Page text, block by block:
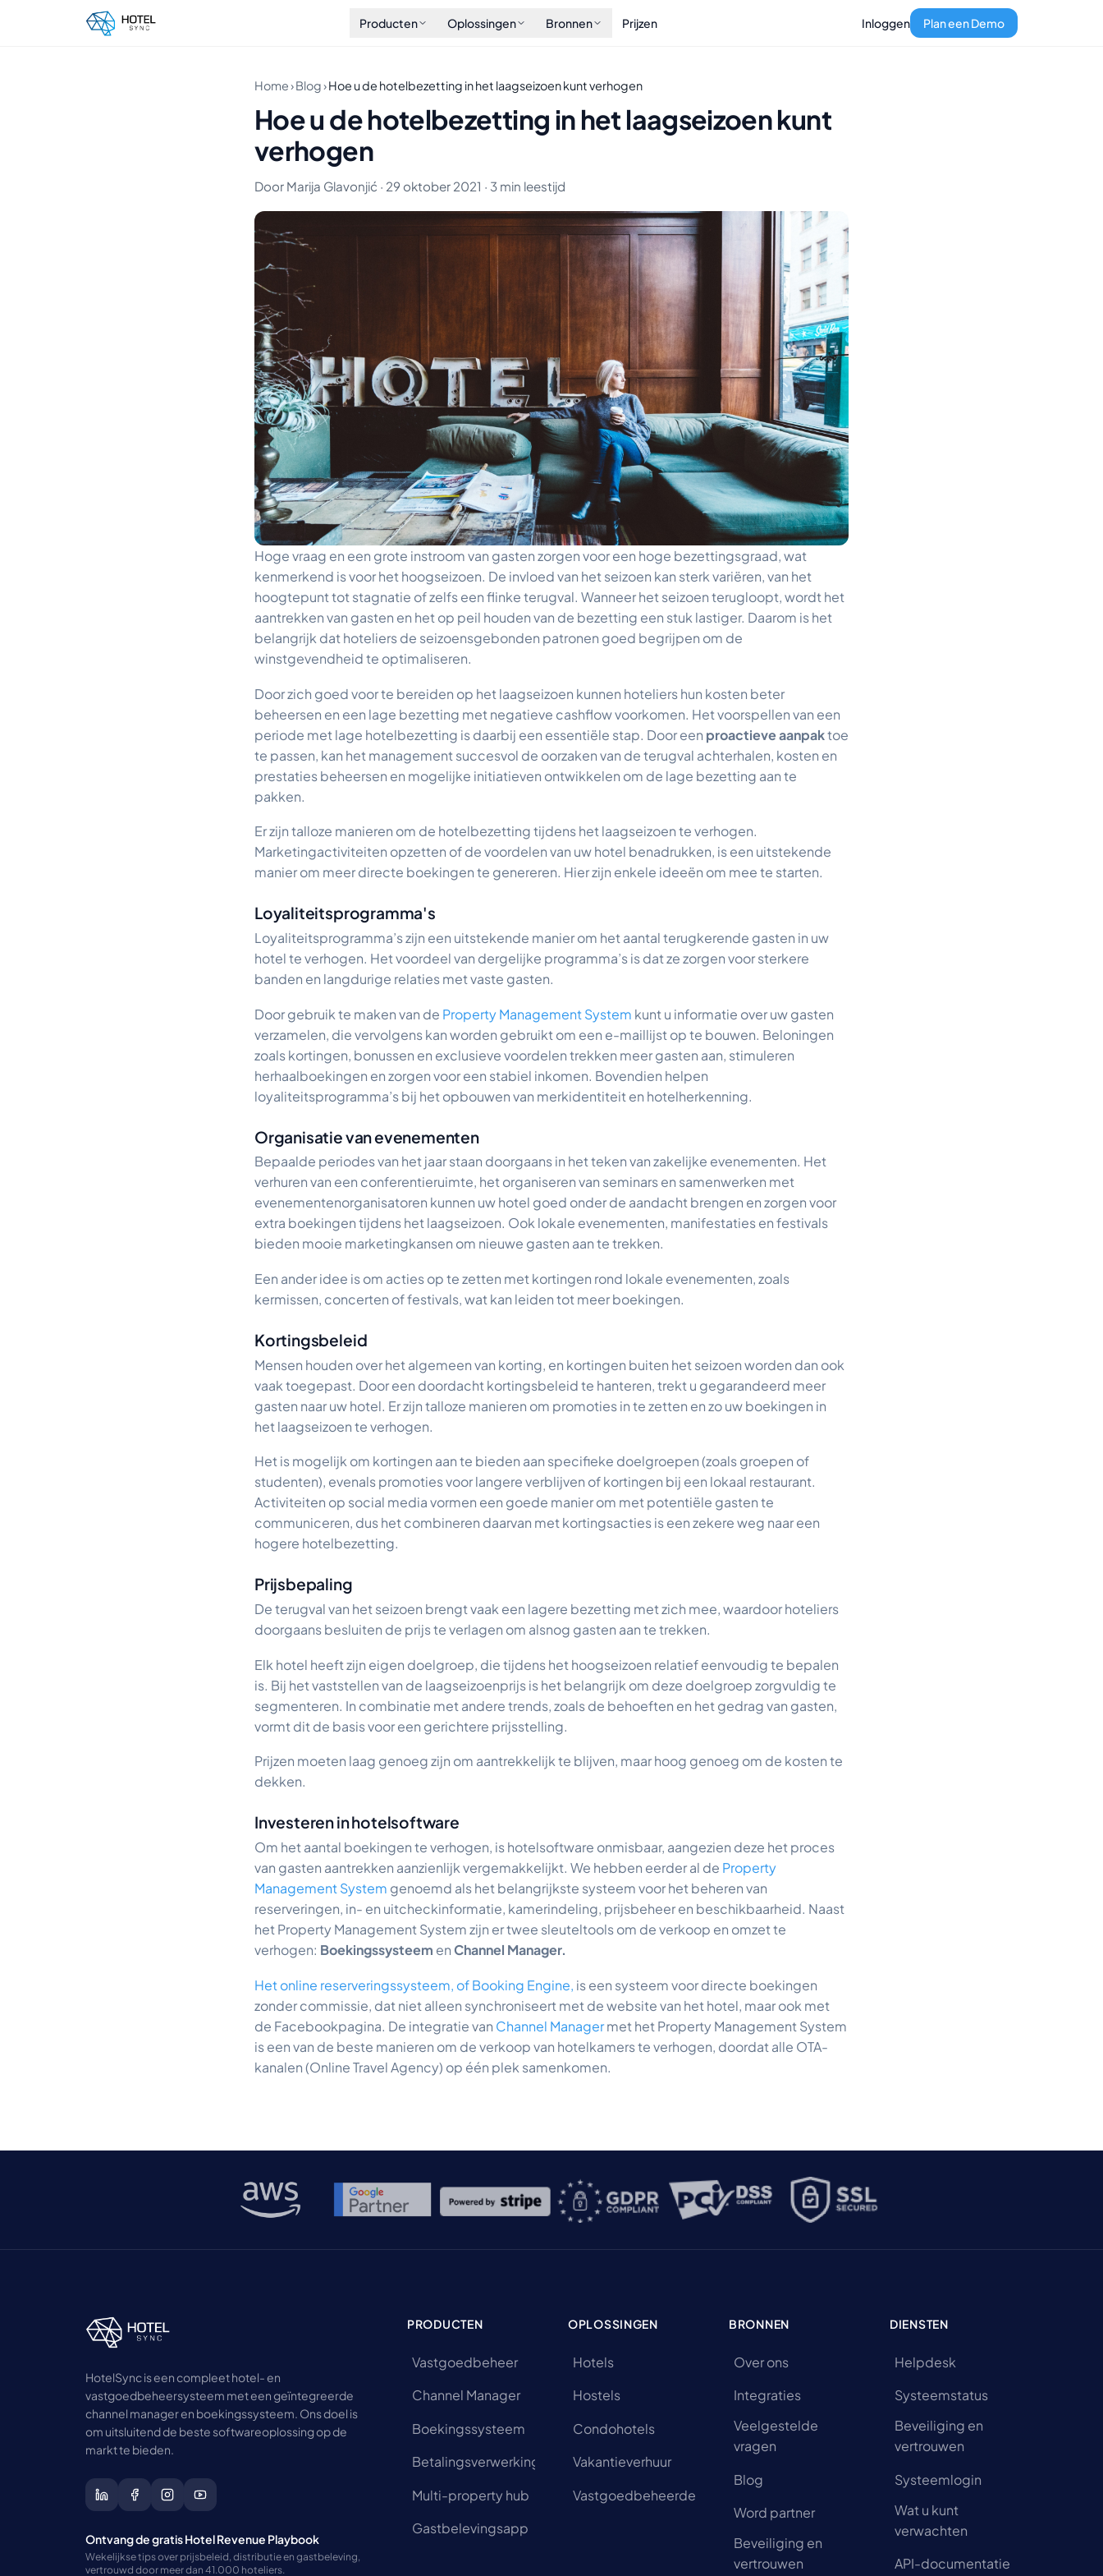
Producten Oplossingen Bronnen Prijzen Inloggen Plan een Demo
Home›Blog›Hoe u de hotelbezetting in het laagseizoen kunt verhogen
Hoe u de hotelbezetting in het laagseizoen kunt
verhogen
Door Marija Glavonjić · 29 oktober 2021 · 3 min leestijd
Hoge vraag en een grote instroom van gasten zorgen voor een hoge bezettingsgraad, wat
kenmerkend is voor het hoogseizoen. De invloed van het seizoen kan sterk variëren, van het
hoogtepunt tot stagnatie of zelfs een flinke terugval. Wanneer het seizoen terugloopt, wordt het
aantrekken van gasten en het op peil houden van de bezetting een stuk lastiger. Daarom is het
belangrijk dat hoteliers de seizoensgebonden patronen goed begrijpen om de
winstgevendheid te optimaliseren.
Door zich goed voor te bereiden op het laagseizoen kunnen hoteliers hun kosten beter
beheersen en een lage bezetting met negatieve cashflow voorkomen. Het voorspellen van een
periode met lage hotelbezetting is daarbij een essentiële stap. Door een proactieve aanpaktoe
te passen, kan het management succesvol de oorzaken van de terugval achterhalen, kosten en
prestaties beheersen en mogelijke initiatieven ontwikkelen om de lage bezetting aan te
pakken.
Er zijn talloze manieren om de hotelbezetting tijdens het laagseizoen te verhogen.
Marketingactiviteiten opzetten of de voordelen van uw hotel benadrukken, is een uitstekende
manier om meer directe boekingen te genereren. Hier zijn enkele ideeën om mee te starten.
Loyaliteitsprogramma's
Loyaliteitsprogramma’s zijn een uitstekende manier om het aantal terugkerende gasten in uw
hotel te verhogen. Het voordeel van dergelijke programma’s is dat ze zorgen voor sterkere
banden en langdurige relaties met vaste gasten.
Door gebruik te maken van de Property Management System kunt u informatie over uw gasten
verzamelen, die vervolgens kan worden gebruikt om een e-maillijst op te bouwen. Beloningen
zoals kortingen, bonussen en exclusieve voordelen trekken meer gasten aan, stimuleren
herhaalboekingen en zorgen voor een stabiel inkomen. Bovendien helpen
loyaliteitsprogramma’s bij het opbouwen van merkidentiteit en hotelherkenning.
Organisatie van evenementen
Bepaalde periodes van het jaar staan doorgaans in het teken van zakelijke evenementen. Het
verhuren van een conferentieruimte, het organiseren van seminars en samenwerken met
evenementenorganisatoren kunnen uw hotel goed onder de aandacht brengen en zorgen voor
extra boekingen tijdens het laagseizoen. Ook lokale evenementen, manifestaties en festivals
bieden mooie marketingkansen om nieuwe gasten aan te trekken.
Een ander idee is om acties op te zetten met kortingen rond lokale evenementen, zoals
kermissen, concerten of festivals, wat kan leiden tot meer boekingen.
Kortingsbeleid
Mensen houden over het algemeen van korting, en kortingen buiten het seizoen worden dan ook
vaak toegepast. Door een doordacht kortingsbeleid te hanteren, trekt u gegarandeerd meer
gasten naar uw hotel. Er zijn talloze manieren om promoties in te zetten en zo uw boekingen in
het laagseizoen te verhogen.
Het is mogelijk om kortingen aan te bieden aan specifieke doelgroepen (zoals groepen of
studenten), evenals promoties voor langere verblijven of kortingen bij een lokaal restaurant.
Activiteiten op social media vormen een goede manier om met potentiële gasten te
communiceren, dus het combineren daarvan met kortingsacties is een zekere weg naar een
hogere hotelbezetting.
Prijsbepaling
De terugval van het seizoen brengt vaak een lagere bezetting met zich mee, waardoor hoteliers
doorgaans besluiten de prijs te verlagen om alsnog gasten aan te trekken.
Elk hotel heeft zijn eigen doelgroep, die tijdens het hoogseizoen relatief eenvoudig te bepalen
is. Bij het vaststellen van de laagseizoenprijs is het belangrijk om deze doelgroep zorgvuldig te
segmenteren. In combinatie met andere trends, zoals de behoeften en het gedrag van gasten,
vormt dit de basis voor een gerichtere prijsstelling.
Prijzen moeten laag genoeg zijn om aantrekkelijk te blijven, maar hoog genoeg om de kosten te
dekken.
Investeren in hotelsoftware
Om het aantal boekingen te verhogen, is hotelsoftware onmisbaar, aangezien deze het proces
van gasten aantrekken aanzienlijk vergemakkelijkt. We hebben eerder al de Property
Management System genoemd als het belangrijkste systeem voor het beheren van
reserveringen, in- en uitcheckinformatie, kamerindeling, prijsbeheer en beschikbaarheid. Naast
het Property Management System zijn er twee sleuteltools om de verkoop en omzet te
verhogen: Boekingssysteem enChannel Manager.
Het online reserveringssysteem, of Booking Engine, is een systeem voor directe boekingen
zonder commissie, dat niet alleen synchroniseert met de website van het hotel, maar ook met
de Facebookpagina. De integratie van Channel Managermet het Property Management System
is een van de beste manieren om de verkoop van hotelkamers te verhogen, doordat alle OTA-
kanalen (Online Travel Agency) op één plek samenkomen.
HotelSync is een compleet hotel- en
vastgoedbeheersysteem met een geïntegreerde
channel manager en boekingssysteem. Ons doel is
om uitsluitend de beste softwareoplossing op de
markt te bieden.
Ontvang de gratis Hotel Revenue Playbook
Wekelijkse tips over prijsbeleid, distributie en gastbeleving,
vertrouwd door meer dan 41.000 hoteliers.
PRODUCTEN
Vastgoedbeheer
Channel Manager
Boekingssysteem
Betalingsverwerking
Multi-property hub
Gastbelevingsapp
OPLOSSINGEN
Hotels
Hostels
Condohotels
Vakantieverhuur
Vastgoedbeheerders
BRONNEN
Over ons
Integraties
Veelgestelde
vragen
Blog
Word partner
Beveiliging en
vertrouwen
DIENSTEN
Helpdesk
Systeemstatus
Beveiliging en
vertrouwen
Systeemlogin
Wat u kunt
verwachten
API-documentatie